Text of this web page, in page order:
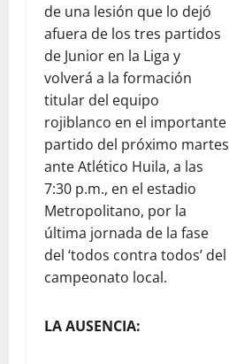
de una lesión que lo dejó
afuera de los tres partidos
de Junior en la Liga y
volverá a la formación
titular del equipo
rojiblanco en el importante
partido del próximo martes
ante Atlético Huila, a las
7:30 p.m., en el estadio
Metropolitano, por la
última jornada de la fase
del ‘todos contra todos’ del
campeonato local.
LA AUSENCIA: